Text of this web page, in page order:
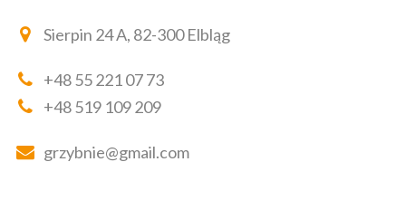
Sierpin 24 A, 82-300 Elbląg
+48 55 221 07 73
+48 519 109 209
grzybnie@gmail.com